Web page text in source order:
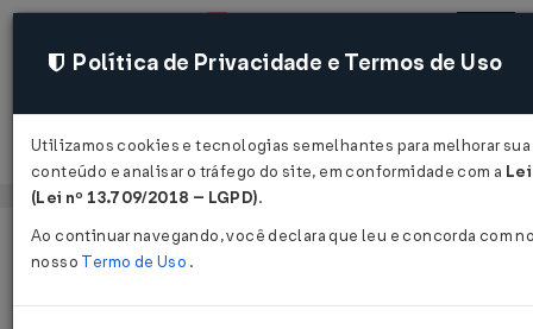
Acessar
Página Inicial Legislações Legislação Federal
Decreto nº 1.593 de 10/08/1995
Política de Privacidade e Termos de Uso
Utilizamos cookies e tecnologias semelhantes para melhorar
conteúdo e analisar o tráfego do site, em conformidade com a
(Lei nº 13.709/2018 – LGPD).
Ao continuar navegando, você declara que leu e concorda com
nosso Termo de Uso .